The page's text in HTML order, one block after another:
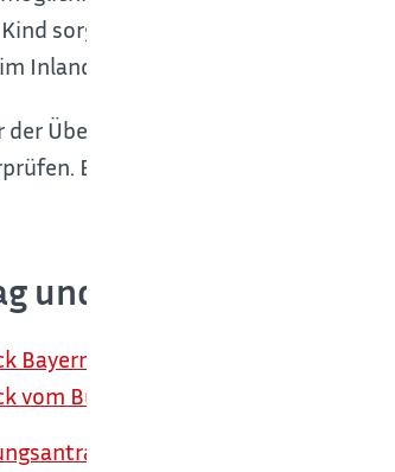
sorgeberechtigt sind und mit
Inland von in der Regel drei Jahren.
Überschrift Onlineantrag
Beim Quick-Check werden
und Formulare
Bayernportal starten
vom Bund
mit allen Anlagen